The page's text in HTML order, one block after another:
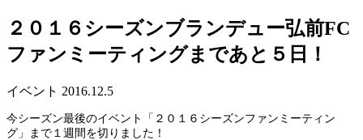
２０１６シーズンブランデュー弘前FC
ファンミーティングまであと５日！
イベント 2016.12.5
今シーズン最後のイベント「２０１６シーズンファンミーティン
グ」まで１週間を切りました！